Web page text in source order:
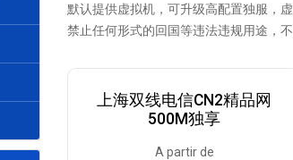
默认提供虚拟机，可升级高配置独服，
禁止任何形式的回国等违法违规用途，
上海双线电信CN2精品网
500M独享
A partir de